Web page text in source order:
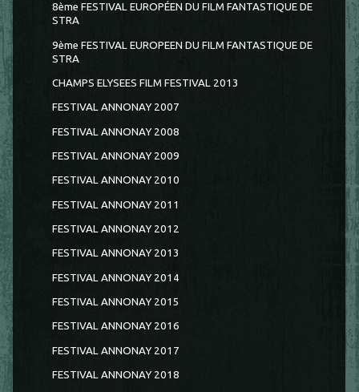
8ème FESTIVAL EUROPÉEN DU FILM FANTASTIQUE DE
STRA
9ème FESTIVAL EUROPEEN DU FILM FANTASTIQUE DE
STRA
CHAMPS ELYSEES FILM FESTIVAL 2013
FESTIVAL ANNONAY 2007
FESTIVAL ANNONAY 2008
FESTIVAL ANNONAY 2009
FESTIVAL ANNONAY 2010
FESTIVAL ANNONAY 2011
FESTIVAL ANNONAY 2012
FESTIVAL ANNONAY 2013
FESTIVAL ANNONAY 2014
FESTIVAL ANNONAY 2015
FESTIVAL ANNONAY 2016
FESTIVAL ANNONAY 2017
FESTIVAL ANNONAY 2018